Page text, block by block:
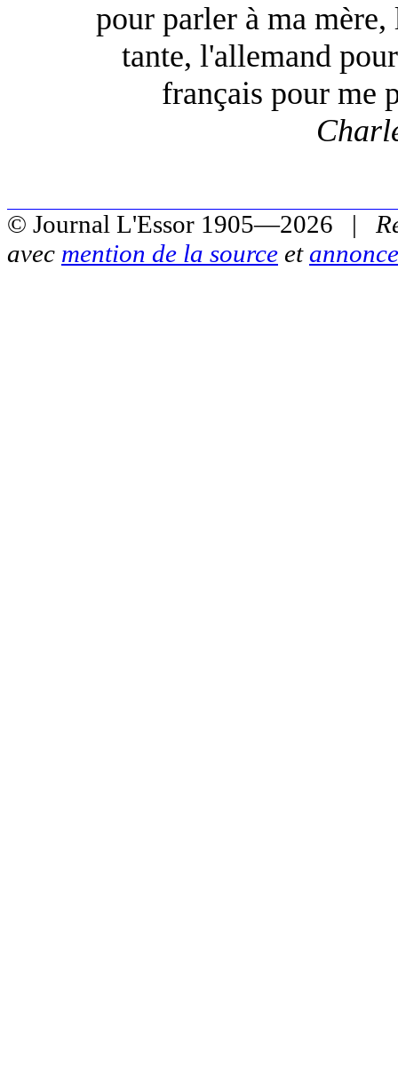
pour parler à ma
tante, l'allemand
français pour me
© Journal L'Essor 1905—2026 |
avec mention de la source et